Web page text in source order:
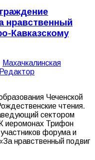
нравственный
Кавказскому
Махачкалинская
Редактор
Чеченской
чтения.
сектором
иеромонах Трифон
форума и
нравственный подвиг